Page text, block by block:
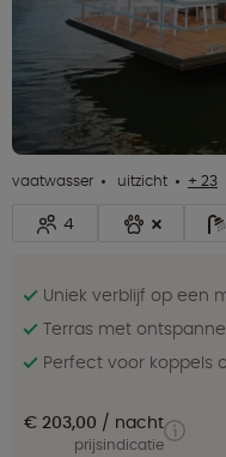
vaatwasser uitzicht + 23
4
Uniek verblijf op een
Terras met
Perfect voor koppels
€ 203,00 nacht
prijsindicatie